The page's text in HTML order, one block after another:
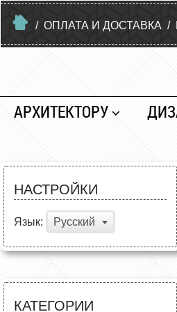
/ ОПЛАТА И ДОСТАВКА /
АРХИТЕКТОРУ
НАСТРОЙКИ
Язык: Русский
КАТЕГОРИИ